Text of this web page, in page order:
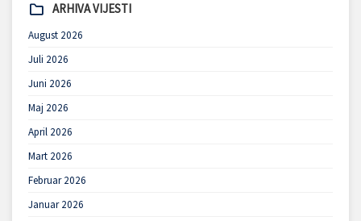
ARHIVA VIJESTI
August 2026
Juli 2026
Juni 2026
Maj 2026
April 2026
Mart 2026
Februar 2026
Januar 2026